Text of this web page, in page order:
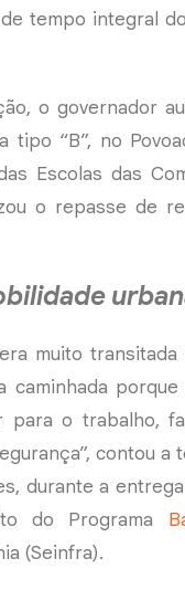
tempo integral
o governador
tipo “B”, no
Escolas das
o repasse de
muito
caminhada
para o trabalho,
contou a
durante a
do Programa
(Seinfra).